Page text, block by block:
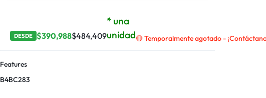
DESDE $390,988$484,409
* una
unidad🔴 Temporalmente agotado -
Features
B4BC283